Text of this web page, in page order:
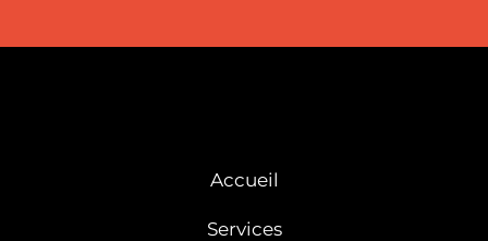
Accueil
Services